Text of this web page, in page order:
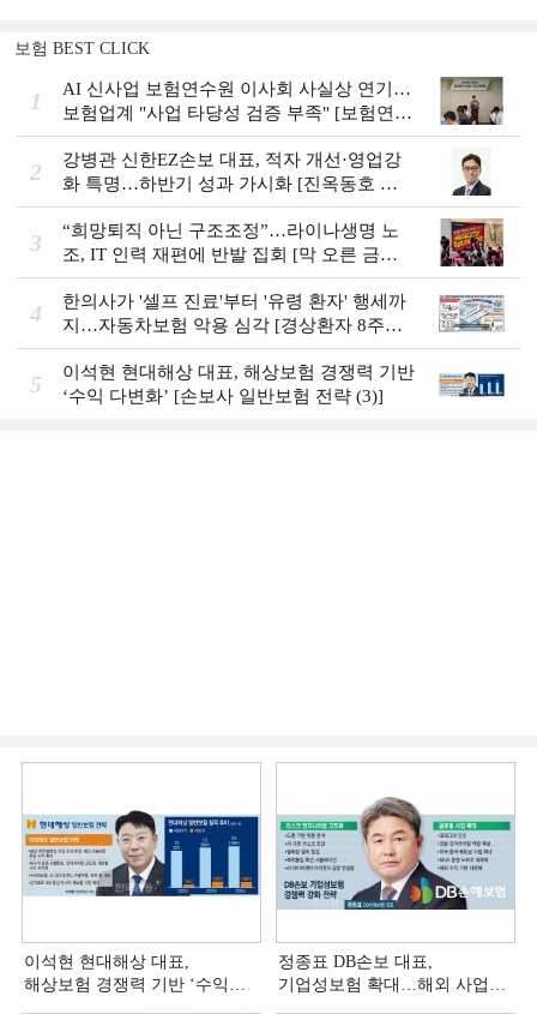
보험 BEST CLICK
1
AI 신사업 보험연수원 이사회 사실상 연기…
보험업계 "사업 타당성 검증 부족" [보험연수
원 AI사업 논란]
2
강병관 신한EZ손보 대표, 적자 개선·영업강
화 특명…하반기 성과 가시화 [진옥동호 신
한금융, 부스트업 점검]
3
“희망퇴직 아닌 구조조정”…라이나생명 노
조, IT 인력 재편에 반발 집회 [막 오른 금융
권 하투(夏鬪)]
4
한의사가 '셀프 진료'부터 '유령 환자' 행세까
지…자동차보험 악용 심각 [경상환자 8주룰
도입 초읽기]
5
이석현 현대해상 대표, 해상보험 경쟁력 기반
‘수익 다변화ʼ [손보사 일반보험 전략 (3)]
이석현 현대해상 대표,
해상보험 경쟁력 기반 ‘수익
정종표 DB손보 대표,
기업성보험 확대…해외 사업